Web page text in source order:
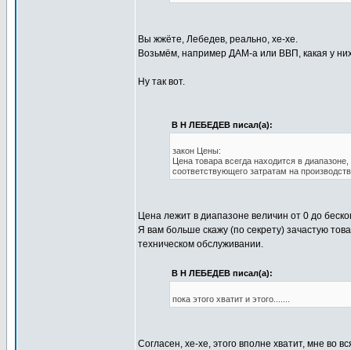
Вы жжёте, Лебедев, реально, хе-хе.
Возьмём, например ДАМ-а или ВВП, какая у
Ну так вот.
В Н ЛЕБЕДЕВ писал(а):
закон Цены:
Цена товара всегда находится в
соответствующего затратам на
Цена лежит в диапазоне величин от 0 до
Я вам больше скажу (по секрету) зачастую
техническом обслуживании.
В Н ЛЕБЕДЕВ писал(а):
пока этого хватит и этого.......
Согласен, хе-хе, этого вполне хватит, мне во